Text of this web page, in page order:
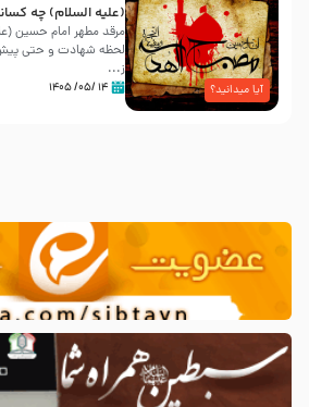
آیا میدانید؟
(علیه السلام) چه
مرقد مطهر امام حسین
لحظه شهادت و حتی پیش
ز...
۱۴ /۰۵/ ۱۴۰۵